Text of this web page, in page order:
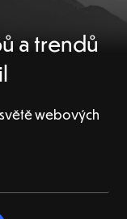
a trendů
webových